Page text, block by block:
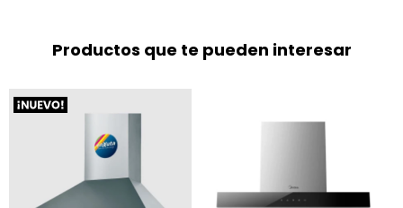
Productos que te pueden interesar